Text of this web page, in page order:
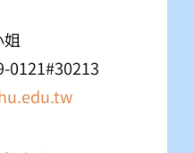
姐
0121#30213